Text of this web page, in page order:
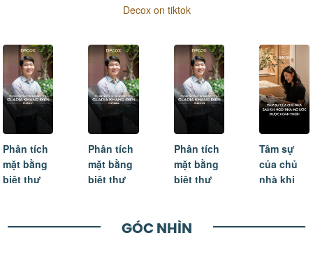
Decox on tiktok
Phân tích
mặt bằng
biệt thự
Điền -
Phân tích
mặt bằng
biệt thự
Điền -
Tâm sự
của chủ
nhà khi
được
Sự tận
tâm và
lắng nghe
hàng lựa
GÓC NHÌN